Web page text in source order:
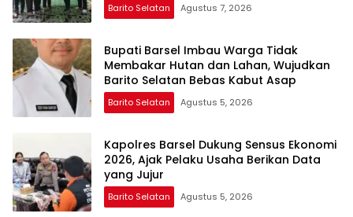
Barito Selatan Agustus 7, 2026
Bupati Barsel Imbau Warga Tidak
Membakar Hutan dan Lahan, Wujudkan
Barito Selatan Bebas Kabut Asap
Barito Selatan Agustus 5, 2026
Kapolres Barsel Dukung Sensus Ekonomi
2026, Ajak Pelaku Usaha Berikan Data
yang Jujur
Barito Selatan Agustus 5, 2026